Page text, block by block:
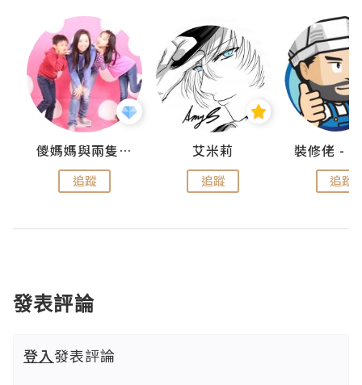
儍媽媽與兩隻小魔怪之家
追蹤
艾米莉
追蹤 追蹤
發表評論
登入發表評論